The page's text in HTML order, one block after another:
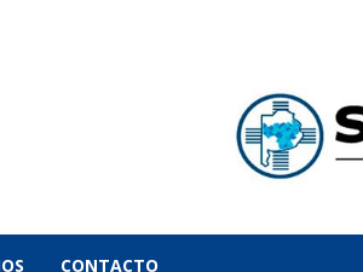
CONTACTO